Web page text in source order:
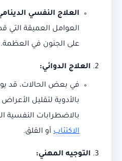
العلاج النفسي
العوامل العميقة التي
على الجنون في العظمة.
العلاج الدوائي:
في بعض الحالات، قد
بالأدوية لتقليل
بالاضطرابات النفسية
الاكتئاب أو القلق.
التوجيه المهني: